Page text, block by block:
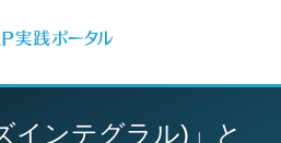
インテグラル)」と